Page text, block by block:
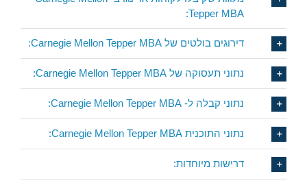
Tepper MBA:
דירוגים בולטים של Carnegie Mellon Tepper MBA:
נתוני תעסוקה של Carnegie Mellon Tepper MBA:
נתוני קבלה ל- Carnegie Mellon Tepper MBA:
נתוני התוכנית Carnegie Mellon Tepper MBA:
דרישות מיוחדות: